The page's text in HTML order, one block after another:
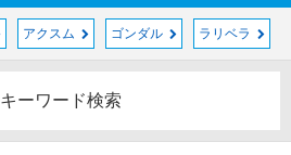
アクスム ゴンダル ラリベラ
キーワード検索